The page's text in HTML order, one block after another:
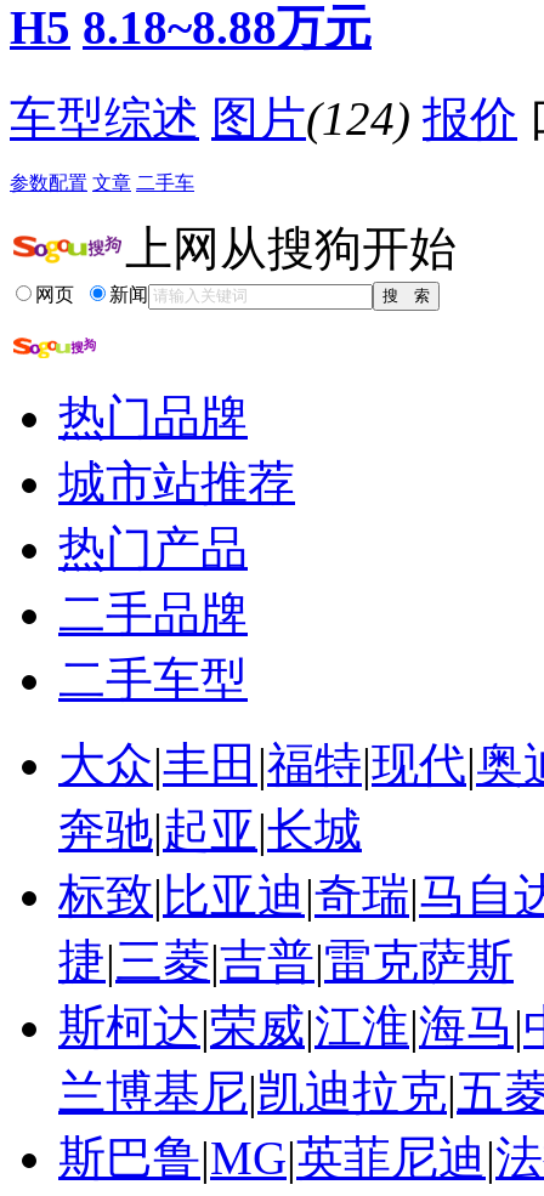
H5 8.18~8.88万元
车型综述 图片(124) 报价
参数配置 文章 二手车
上网从搜狗开始
网页 新闻
热门品牌
城市站推荐
热门产品
二手品牌
二手车型
大众|丰田 |福特|现代|奥
奔驰|起亚|长城
标致| 比亚迪|奇瑞|马自
捷|三菱|吉普|雷克萨斯
斯柯达|荣威|江淮|海马|
兰博基尼|凯迪拉克|五
斯巴鲁|MG|英菲尼迪|